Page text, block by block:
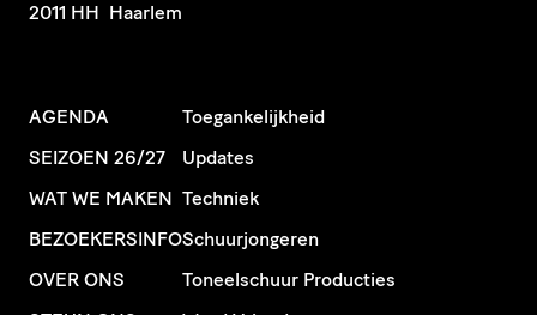
2011 HH Haarlem
AGENDA
SEIZOEN 26/27
WAT WE MAKEN
BEZOEKERSINFO
OVER ONS
Toegankelijkheid
Updates
Techniek
Schuurjongeren
Toneelschuur Producties